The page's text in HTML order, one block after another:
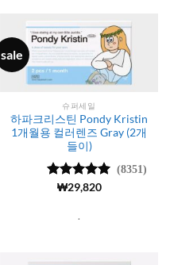
sale
슈퍼세일
하파크리스틴 Pondy Kristin
1개월용 컬러렌즈 Gray (2개
들이)
5 중에서
(8351)
₩29,820
.